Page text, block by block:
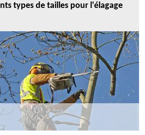
types de tailles pour l'élagage